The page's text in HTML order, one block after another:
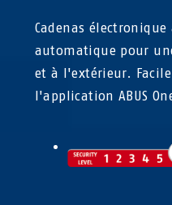
Cadenas
automatique pour
et à l'extérieur.
l'application ABUS